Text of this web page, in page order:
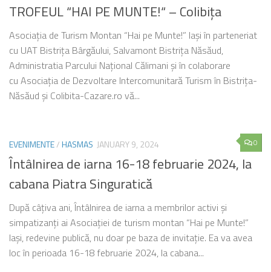
TROFEUL “HAI PE MUNTE!“ – Colibiţa
Asociaţia de Turism Montan “Hai pe Munte!” Iaşi în parteneriat
cu UAT Bistriţa Bârgăului, Salvamont Bistriţa Năsăud,
Administratia Parcului Naţional Călimani şi în colaborare
cu Asociația de Dezvoltare Intercomunitară Turism în Bistrița-
Năsăud şi Colibita-Cazare.ro vă...
0
EVENIMENTE/HASMAS JANUARY 9, 2024
Întâlnirea de iarna 16-18 februarie 2024, la
cabana Piatra Singuratică
După câțiva ani, Întâlnirea de iarna a membrilor activi și
simpatizanți ai Asociației de turism montan “Hai pe Munte!”
Iași, redevine publică, nu doar pe baza de invitație. Ea va avea
loc în perioada 16-18 februarie 2024, la cabana...